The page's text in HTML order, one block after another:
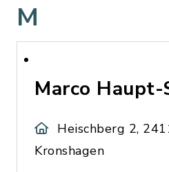
M
Marco Haupt-
Heischberg 2,
Kronshagen